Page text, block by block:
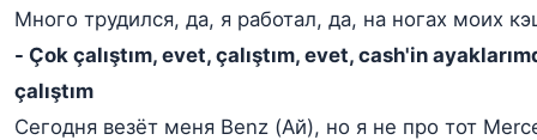
Много трудился, да, я работал, да, на ногах моих
- Çok çalıştım, evet, çalıştım, evet, cash'in
çalıştım
Сегодня везёт меня Benz (Ай), но я не про тот